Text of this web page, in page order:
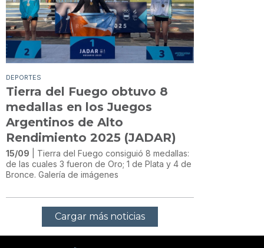
DEPORTES
Tierra del Fuego obtuvo 8
medallas en los Juegos
Argentinos de Alto
Rendimiento 2025 (JADAR)
15/09 | Tierra del Fuego consiguió 8 medallas:
de las cuales 3 fueron de Oro; 1 de Plata y 4 de
Bronce. Galería de imágenes
Cargar más noticias